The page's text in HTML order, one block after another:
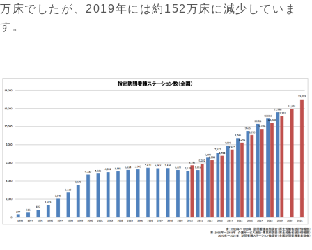
万床でしたが、2019年には約152万床に減少していま
す。